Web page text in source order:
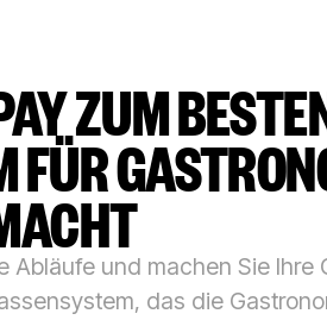
ZUM
FÜR
Abläufe und machen Sie Ihre
das die